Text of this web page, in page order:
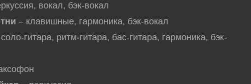
вокал, бэк-вокал
– клавишные, гармоника, бэк-вокал
гитара, ритм-гитара, бас-гитара, гармоника, бэк-